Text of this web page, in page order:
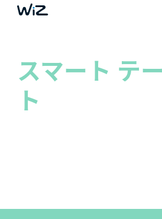
スマート テ
ト